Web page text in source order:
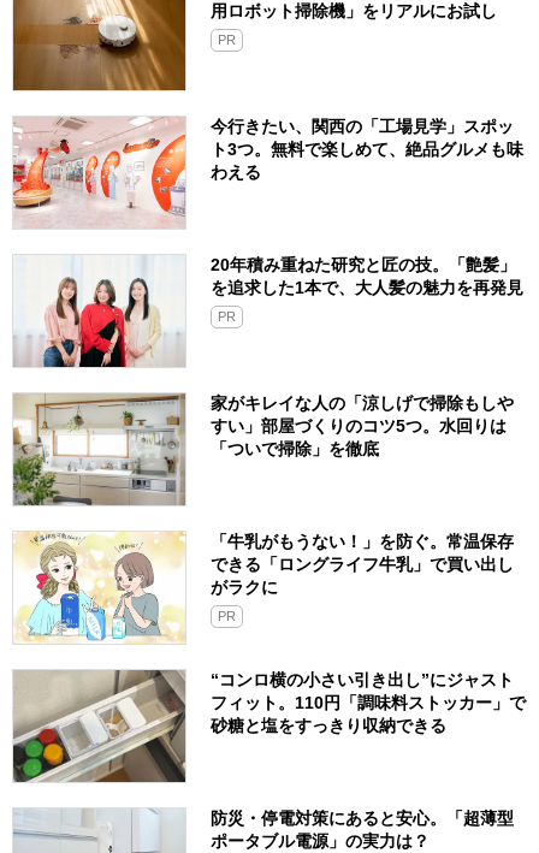
用ロボット掃除機」をリアルにお試し
PR
今行きたい、関西の「工場見学」スポッ
ト3つ。無料で楽しめて、絶品グルメも味
わえる
20年積み重ねた研究と匠の技。「艶髪」
を追求した1本で、大人髪の魅力を再発見
PR
家がキレイな人の「涼しげで掃除もしや
すい」部屋づくりのコツ5つ。水回りは
「ついで掃除」を徹底
「牛乳がもうない！」を防ぐ。常温保存
できる「ロングライフ牛乳」で買い出し
がラクに
PR
“コンロ横の小さい引き出し”にジャスト
フィット。110円「調味料ストッカー」で
砂糖と塩をすっきり収納できる
防災・停電対策にあると安心。「超薄型
ポータブル電源」の実力は？​